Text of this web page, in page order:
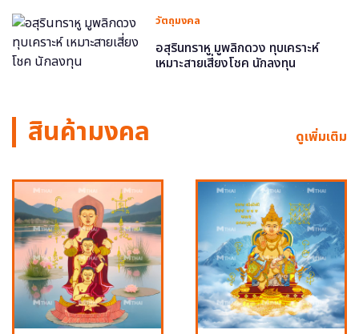
วัตถุมงคล
อสุรินทราหู มูพลิกดวง ทุบเคราะห์
เหมาะสายเสี่ยงโชค นักลงทุน
สินค้ามงคล ดูเพิ่มเติม